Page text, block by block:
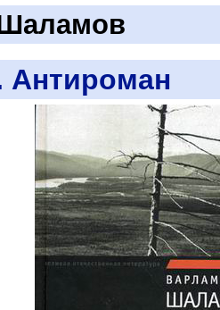
Антироман